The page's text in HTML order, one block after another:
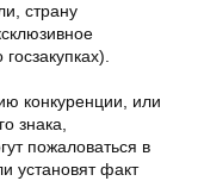
страну
конкуренции, или
знака,
пожаловаться в
установят факт